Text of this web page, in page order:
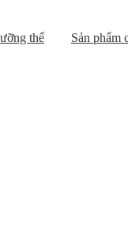
thể
Sản phẩm